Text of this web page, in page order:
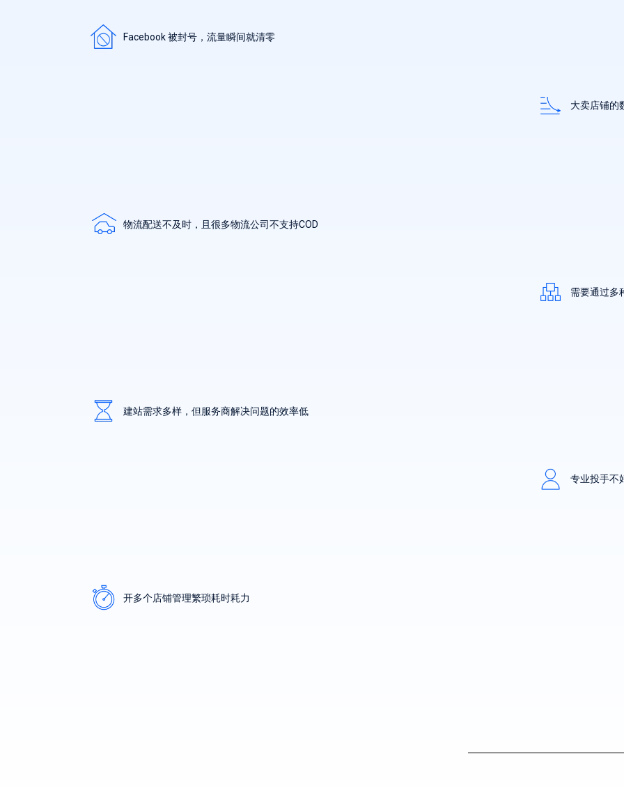
Facebook 被封号，流量瞬间就清零
大卖店铺的
物流配送不及时，且很多物流公司不支持COD
需要通过多
建站需求多样，但服务商解决问题的效率低
专业投手不
开多个店铺管理繁琐耗时耗力